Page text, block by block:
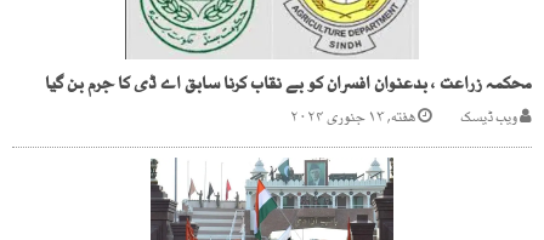
محکمہ زراعت ، بدعنوان افسران کو بے نقاب کرنا سابق اے ڈی کا جرم بن گیا
ویب ڈیسک هفته, ۱۳ جنوری ۲۰۲۴